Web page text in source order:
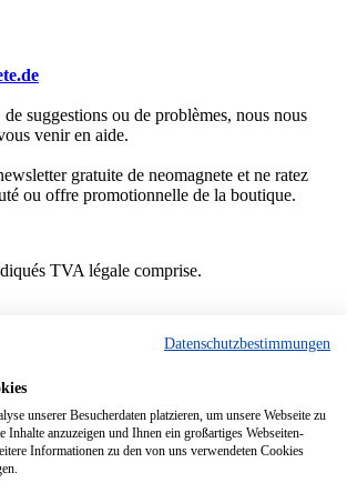
suggestions ou de problèmes, nous nous
venir en aide.
gratuite de neomagnete et ne ratez
ou offre promotionnelle de la boutique.
TVA légale comprise.
des livraisons
réservés
Datenschutzbestimmungen
unserer Besucherdaten platzieren, um unsere Webseite zu
Inhalte anzuzeigen und Ihnen ein großartiges Webseiten-
Informationen zu den von uns verwendeten Cookies